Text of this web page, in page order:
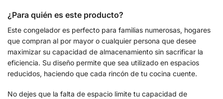
¿Para quién es este producto?
Este congelador es perfecto para familias numerosas, hogares
que compran al por mayor o cualquier persona que desee
maximizar su capacidad de almacenamiento sin sacrificar la
eficiencia. Su diseño permite que sea utilizado en espacios
reducidos, haciendo que cada rincón de tu cocina cuente.
No dejes que la falta de espacio limite tu capacidad de